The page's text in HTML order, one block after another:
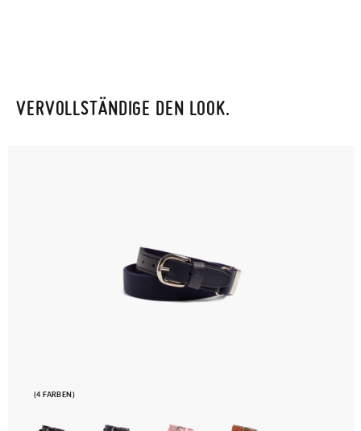
VERVOLLSTÄNDIGE DEN LOOK.
(4 FARBEN)